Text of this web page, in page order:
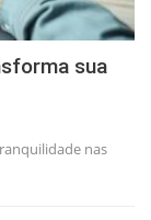
sua
nas